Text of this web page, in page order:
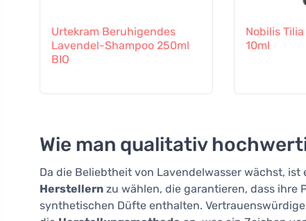
Urtekram Beruhigendes
Lavendel-Shampoo 250ml
BIO
Nobilis
10ml
Wie man qualitativ
Da die Beliebtheit von Lavendelwasser wächst, ist
Herstellern zu wählen, die garantieren, dass ihre
synthetischen Düfte enthalten.